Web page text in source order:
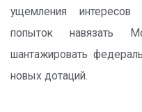
ущемления интересов
попыток навязать
шантажировать
новых дотаций.